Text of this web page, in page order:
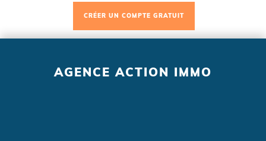
CRÉER UN COMPTE GRATUIT
AGENCE ACTION IMMO